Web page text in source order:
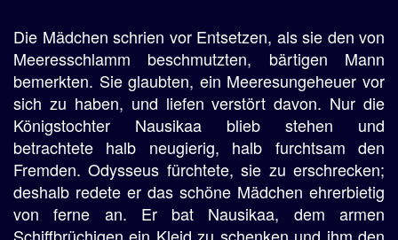
Die Mädchen schrien vor Entsetzen, als sie den von
Meeresschlamm beschmutzten, bärtigen Mann
bemerkten. Sie glaubten, ein Meeresungeheuer vor
sich zu haben, und liefen verstört davon. Nur die
Königstochter Nausikaa blieb stehen und
betrachtete halb neugierig, halb furchtsam den
Fremden. Odysseus fürchtete, sie zu erschrecken;
deshalb redete er das schöne Mädchen ehrerbietig
von ferne an. Er bat Nausikaa, dem armen